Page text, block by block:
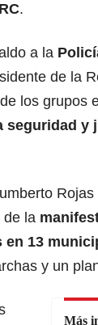
.
a la
de la
los grupos
seguridad y
de la
en 13
y un
Más